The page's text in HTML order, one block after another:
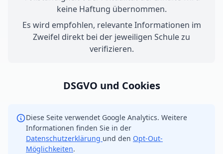
keine Haftung übernommen.
Es wird empfohlen, relevante Informationen im
Zweifel direkt bei der jeweiligen Schule zu
verifizieren.
DSGVO und Cookies
Diese Seite verwendet Google Analytics. Weitere
Informationen finden Sie in der
Datenschutzerklärung und den Opt-Out-
Möglichkeiten.